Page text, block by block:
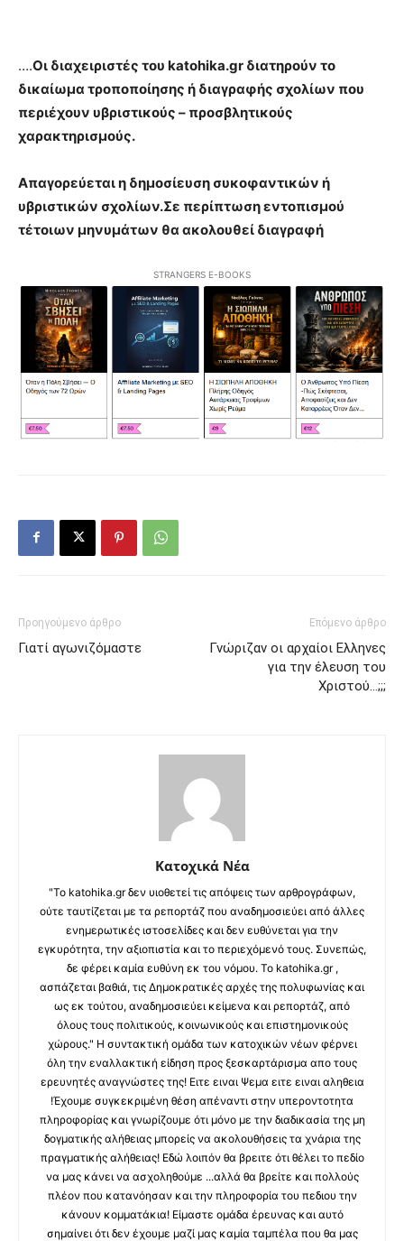
….Οι διαχειριστές του katohika.gr διατηρούν το
δικαίωμα τροποποίησης ή διαγραφής σχολίων που
περιέχουν υβριστικούς – προσβλητικούς
χαρακτηρισμούς.
Απαγορεύεται η δημοσίευση συκοφαντικών ή
υβριστικών σχολίων.Σε περίπτωση εντοπισμού
τέτοιων μηνυμάτων θα ακολουθεί διαγραφή
STRANGERS E-BOOKS
Προηγούμενο άρθρο
Γιατί αγωνιζόμαστε
Επόμενο άρθρο
Γνώριζαν οι αρχαίοι Ελληνες
για την έλευση του
Χριστού…;;;
Κατοχικά Νέα
"Το katohika.gr δεν υιοθετεί τις απόψεις των αρθρογράφων,
ούτε ταυτίζεται με τα ρεπορτάζ που αναδημοσιεύει από άλλες
ενημερωτικές ιστοσελίδες και δεν ευθύνεται για την
εγκυρότητα, την αξιοπιστία και το περιεχόμενό τους. Συνεπώς,
δε φέρει καμία ευθύνη εκ του νόμου. Το katohika.gr ,
ασπάζεται βαθιά, τις Δημοκρατικές αρχές της πολυφωνίας και
ως εκ τούτου, αναδημοσιεύει κείμενα και ρεπορτάζ, από
όλους τους πολιτικούς, κοινωνικούς και επιστημονικούς
χώρους." Η συντακτική ομάδα των κατοχικών νέων φέρνει
όλη την εναλλακτική είδηση προς ξεσκαρτάρισμα απο τους
ερευνητές αναγνώστες της! Ειτε ειναι Ψεμα ειτε ειναι αληθεια
!Έχουμε συγκεκριμένη θέση απέναντι στην υπεροντοτητα
πληροφορίας και γνωρίζουμε ότι μόνο με την διαδικασία της μη
δογματικής αλήθειας μπορείς να ακολουθήσεις τα χνάρια της
πραγματικής αλήθειας! Εδώ λοιπόν θα βρειτε ότι θέλει το πεδίο
να μας κάνει να ασχοληθούμε ...αλλά θα βρείτε και πολλούς
πλέον που κατανόησαν και την πληροφορία του πεδιου την
κάνουν κομματάκια! Είμαστε ομάδα έρευνας και αυτό
σημαίνει ότι δεν έχουμε μαζί μας καμία ταμπέλα που θα μας